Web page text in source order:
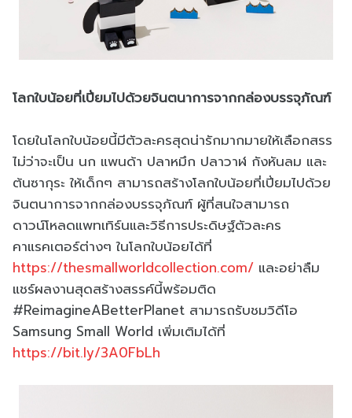
โลกใบน้อยที่เปี่ยมไปด้วยจินตนาการจากกล่องบรรจุภัณฑ์
โดยในโลกใบน้อยนี้มีตัวละครสุดน่ารักมากมายให้เลือกสรร
ไม่ว่าจะเป็น นก แพนด้า ปลาหมึก ปลาวาฬ กังหันลม และ
ต้นซากุระ ให้เด็กๆ สามารถสร้างโลกใบน้อยที่เปี่ยมไปด้วย
จินตนาการจากกล่องบรรจุภัณฑ์ ผู้ที่สนใจสามารถ
ดาวน์โหลดแพทเทิร์นและวิธีการประดิษฐ์ตัวละคร
คาแรคเตอร์ต่างๆ ในโลกใบน้อยได้ที่
https://thesmallworldcollection.com/ และอย่าลืม
แชร์ผลงานสุดสร้างสรรค์นี้พร้อมติด
#ReimagineABetterPlanet สามารถรับชมวิดีโอ
Samsung Small World เพิ่มเติมได้ที่
https://bit.ly/3A0FbLh